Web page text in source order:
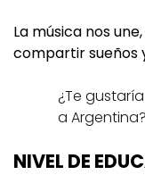
La música nos
compartir sueños
¿Te
a Argentina?
NIVEL DE